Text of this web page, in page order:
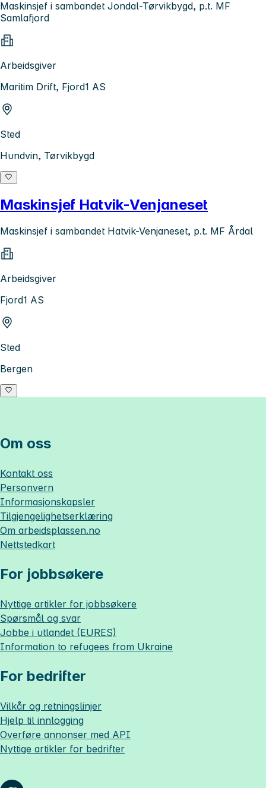
Maskinsjef i sambandet Jondal-Tørvikbygd, p.t. MF
Samlafjord
Arbeidsgiver
Maritim Drift, Fjord1 AS
Sted
Hundvin, Tørvikbygd
Maskinsjef Hatvik-Venjaneset
Maskinsjef i sambandet Hatvik-Venjaneset, p.t. MF Årdal
Arbeidsgiver
Fjord1 AS
Sted
Bergen
Om oss
Kontakt oss
Personvern
Informasjonskapsler
Tilgjengelighetserklæring
Om arbeidsplassen.no
Nettstedkart
For jobbsøkere
Nyttige artikler for jobbsøkere
Spørsmål og svar
Jobbe i utlandet (EURES)
Information to refugees from Ukraine
For bedrifter
Vilkår og retningslinjer
Hjelp til innlogging
Overføre annonser med API
Nyttige artikler for bedrifter